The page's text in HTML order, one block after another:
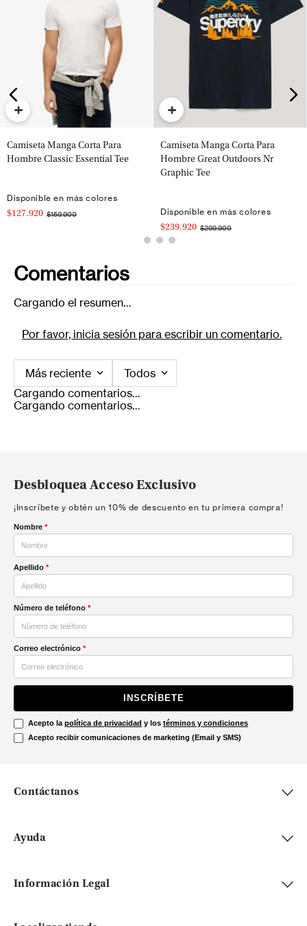
+
Camiseta Manga Corta Para
Hombre Classic Essential Tee
Disponible en más colores
$127.920 $159.900
+
Camiseta Manga Corta Para
Hombre Great Outdoors Nr
Graphic Tee
Disponible en más colores
$239.920 $299.900
Comentarios
Cargando el resumen…
Por favor, inicia sesión para escribir un comentario.
Más reciente
Todos
Cargando comentarios…
Cargando comentarios…
Desbloquea Acceso Exclusivo
¡Inscríbete y obtén un 10% de descuento en tu primera compra!
Nombre *
Apellido *
Número de teléfono *
Correo electrónico *
INSCRÍBETE
Acepto la política de privacidad y los términos y condiciones
Acepto recibir comunicaciones de marketing (Email y SMS)
Contáctanos
Ayuda
Información Legal